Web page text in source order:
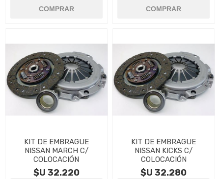
KIT DE EMBRAGUE
NISSAN MARCH C/
COLOCACIÓN
$U 32.220
KIT DE EMBRAGUE
NISSAN KICKS C/
COLOCACIÓN
$U 32.280